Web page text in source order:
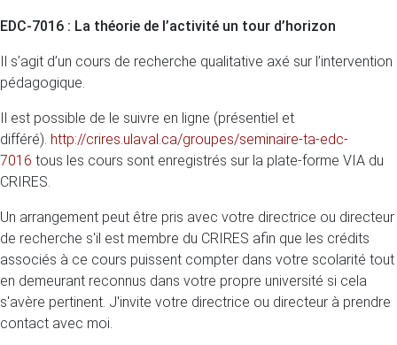
EDC-7016 : La théorie de l’activité un tour d’horizon
Il s’agit d’un cours de recherche qualitative axé sur l’intervention
pédagogique.
Il est possible de le suivre en ligne (présentiel et
différé). http://crires.ulaval.ca/groupes/seminaire-ta-edc-
7016 tous les cours sont enregistrés sur la plate-forme VIA du
CRIRES.
Un arrangement peut être pris avec votre directrice ou directeur
de recherche s'il est membre du CRIRES afin que les crédits
associés à ce cours puissent compter dans votre scolarité tout
en demeurant reconnus dans votre propre université si cela
s'avère pertinent. J'invite votre directrice ou directeur à prendre
contact avec moi.